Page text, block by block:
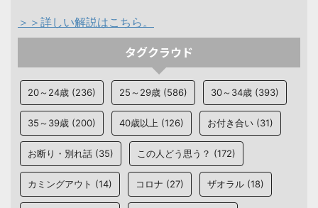
＞＞詳しい解説はこちら。
タグクラウド
20～24歳 (236) 25～29歳 (586) 30～34歳 (393)
35～39歳 (200) 40歳以上 (126) お付き合い (31)
お断り・別れ話 (35) この人どう思う？ (172)
カミングアウト (14) コロナ (27) ザオラル (18)